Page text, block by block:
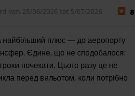
van 25/06/2026 tot 5/07/2026 8
найбільший плюс — до аеропорту
Єдине, що не сподобалося:
почекати. Цього разу це не
перед вильотом, коли потрібно